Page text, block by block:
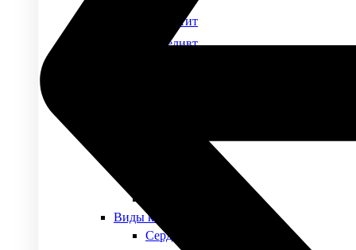
Пегматит
Переливт
Виды камней
Сердолик